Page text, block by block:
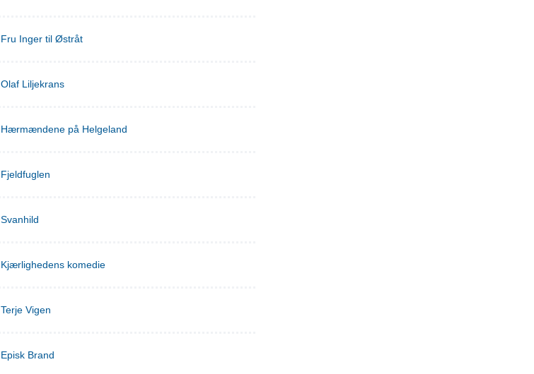
Fru Inger til Østråt
Olaf Liljekrans
Hærmændene på Helgeland
Fjeldfuglen
Svanhild
Kjærlighedens komedie
Terje Vigen
Episk Brand